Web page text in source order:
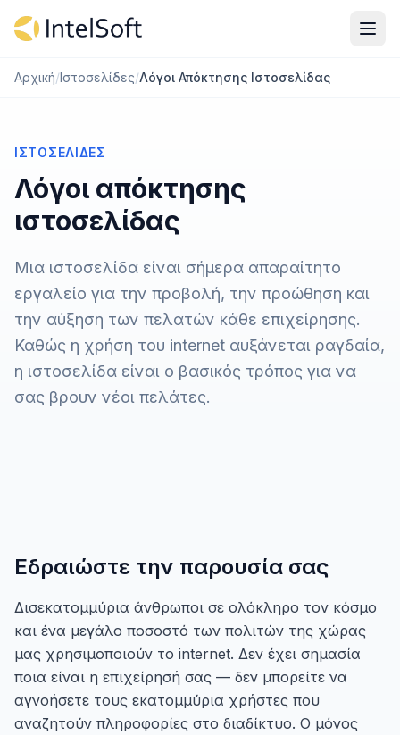
Αρχική/Ιστοσελίδες/Λόγοι Απόκτησης Ιστοσελίδας
ΙΣΤΟΣΕΛΊΔΕΣ
Λόγοι απόκτησης
ιστοσελίδας
Μια ιστοσελίδα είναι σήμερα απαραίτητο
εργαλείο για την προβολή, την προώθηση και
την αύξηση των πελατών κάθε επιχείρησης.
Καθώς η χρήση του internet αυξάνεται ραγδαία,
η ιστοσελίδα είναι ο βασικός τρόπος για να
σας βρουν νέοι πελάτες.
Εδραιώστε την παρουσία σας
Δισεκατομμύρια άνθρωποι σε ολόκληρο τον κόσμο
και ένα μεγάλο ποσοστό των πολιτών της χώρας
μας χρησιμοποιούν το internet. Δεν έχει σημασία
ποια είναι η επιχείρησή σας — δεν μπορείτε να
αγνοήσετε τους εκατομμύρια χρήστες που
αναζητούν πληροφορίες στο διαδίκτυο. Ο μόνος